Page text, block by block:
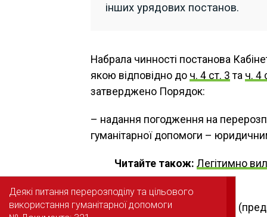
інших урядових постанов.
Набрала чинності постанова
якою відповідно до ч. 4 ст. 3 та ч. 4
затверджено Порядок:
– надання погодження на
гуманітарної допомоги –
Читайте також: Легітимно
поверненню
– повернення донору товарів
Деякі питання перерозподілу та цільового
використання гуманітарної допомоги
Деякі питання перерозподілу та цільового
використання гуманітарної допомоги